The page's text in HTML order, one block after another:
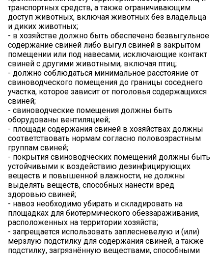
транспортных средств, а также ограничивающим
доступ животных, включая животных без владельца
и диких животных;
- в хозяйстве должно быть обеспечено безвыгульное
содержание свиней либо выгул свиней в закрытом
помещении или под навесами, исключающие контакт
свиней с другими животными, включая птиц;
- должно соблюдаться минимальное расстояние от
свиноводческого помещения до границы соседнего
участка, которое зависит от поголовья содержащихся
свиней;
- свиноводческие помещения должны быть
оборудованы вентиляцией;
- площади содержания свиней в хозяйствах должны
соответствовать нормам согласно половозрастным
группам свиней;
- покрытия свиноводческих помещений должны быть
устойчивыми к воздействию дезинфицирующих
веществ и повышенной влажности, не должны
выделять веществ, способных нанести вред
здоровью свиней;
- навоз необходимо убирать и складировать на
площадках для биотермического обеззараживания,
расположенных на территории хозяйств;
- запрещается использовать заплесневелую и (или)
мерзлую подстилку для содержания свиней, а также
подстилку, загрязнённую веществами, способными